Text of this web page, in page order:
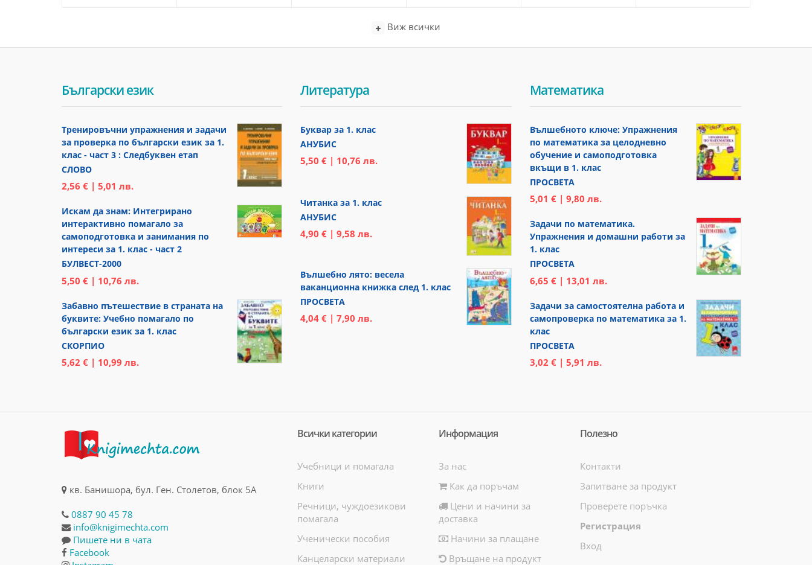
Виж всички
Български език
Тренировъчни упражнения и задачи
за проверка по български език за 1.
клас - част 3 : Следбуквен етап
СЛОВО
2,56 € | 5,01 лв.
Искам да знам: Интегрирано
интерактивно помагало за
самоподготовка и занимания по
интереси за 1. клас - част 2
БУЛВЕСТ-2000
5,50 € | 10,76 лв.
Забавно пътешествие в страната на
буквите: Учебно помагало по
български език за 1. клас
СКОРПИО
5,62 € | 10,99 лв.
Литература
Буквар за 1. клас
АНУБИС
5,50 € | 10,76 лв.
Читанка за 1. клас
АНУБИС
4,90 € | 9,58 лв.
Вълшебно лято: весела
ваканционна книжка след 1. клас
ПРОСВЕТА
4,04 € | 7,90 лв.
Математика
Вълшебното ключе: Упражнения
по математика за целодневно
обучение и самоподготовка
вкъщи в 1. клас
ПРОСВЕТА
5,01 € | 9,80 лв.
Задачи по математика.
Упражнения и домашни работи за
1. клас
ПРОСВЕТА
6,65 € | 13,01 лв.
Задачи за самостоятелна работа и
самопроверка по математика за 1.
клас
ПРОСВЕТА
3,02 € | 5,91 лв.
кв. Банишора, бул. Ген. Столетов, блок 5А
0887 90 45 78
info@knigimechta.com
Пишете ни в чата
Facebook
Всички категории
Учебници и помагала
Книги
Речници, чуждоезикови
помагала
Ученически пособия
Канцеларски материали
Информация
За нас
Как да поръчам
Цени и начини за
доставка
Начини за плащане
Връщане на продукт
Полезно
Контакти
Запитване за продукт
Проверете поръчка
Регистрация
Вход